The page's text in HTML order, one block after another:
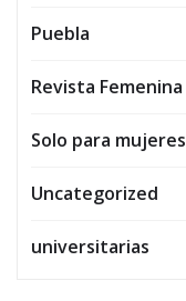
Puebla
Revista Femenina
Solo para mujeres
Uncategorized
universitarias